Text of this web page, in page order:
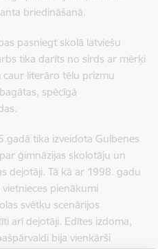
briedināšanā.
pasniegt skolā latviešu
tika darīts no sirds ar mērķi
literāro tēlu prizmu
spēcīgā
tika izveidota Gulbenes
ģimnāzijas skolotāju un
dejotāji. Tā kā ar 1998. gadu
pienākumi
svētku scenārijos
arī dejotāji. Edītes izdoma,
bija vienkārši